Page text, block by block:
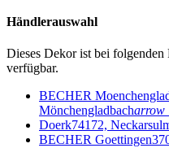
Händlerauswahl
Dieses Dekor ist bei
verfügbar.
BECHER
Mönchengladbach
Doerk74172,
BECHER Goettingen